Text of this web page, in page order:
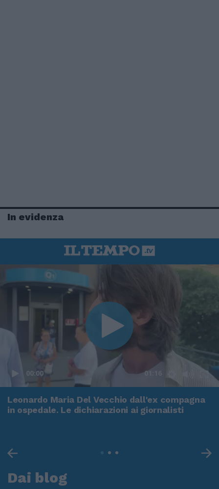
In evidenza
00:00 01:16
Leonardo Maria Del Vecchio dall'ex compagna
in ospedale. Le dichiarazioni ai giornalisti
Dai blog